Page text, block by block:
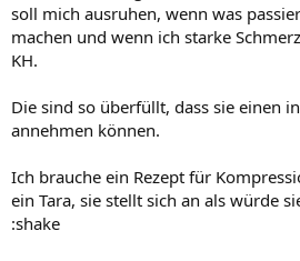
soll mich ausruhen, wenn was
machen und wenn ich starke
KH.
Die sind so überfüllt, dass sie einen
annehmen können.
Ich brauche ein Rezept für
ein Tara, sie stellt sich an als würde
:shake